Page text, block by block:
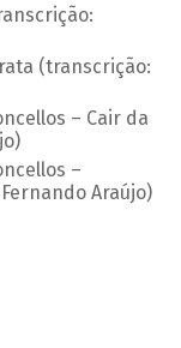
(transcrição:
– Cair da
–
Araújo)